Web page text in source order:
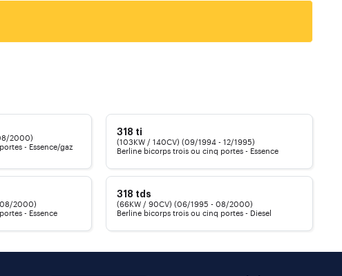
2000)
- Essence/gaz
318 ti
(103KW / 140CV) (09/1994 - 12/1995)
Berline bicorps trois ou cinq portes - Essence
08/2000)
- Essence
318 tds
(66KW / 90CV) (06/1995 - 08/2000)
Berline bicorps trois ou cinq portes - Diesel